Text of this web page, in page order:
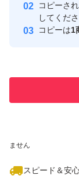
取引実績
ません
スピード＆安
コピーさ
してくだ
コピーは1